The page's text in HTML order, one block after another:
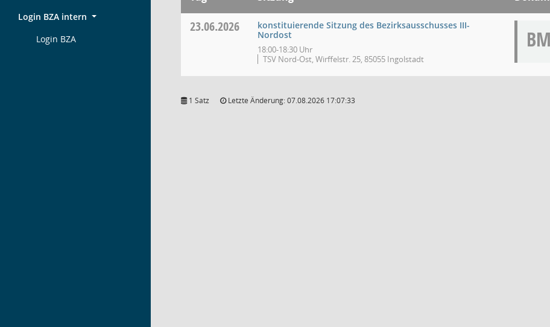
Login BZA intern
Login BZA
23.06.2026
konstituierende Sitzung des Bezirksausschusses III-
Nordost
18:00-18:30 Uhr
TSV Nord-Ost, Wirffelstr. 25, 85055 Ingolstadt
BM
1 Satz Letzte Änderung: 07.08.2026 17:07:33